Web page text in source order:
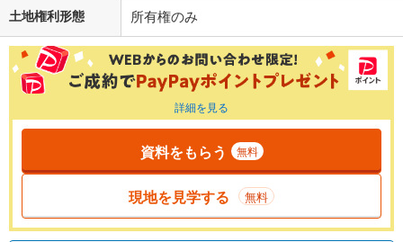
土地権利形態 所有権のみ
詳細を見る
資料をもらう 無料
現地を見学する 無料